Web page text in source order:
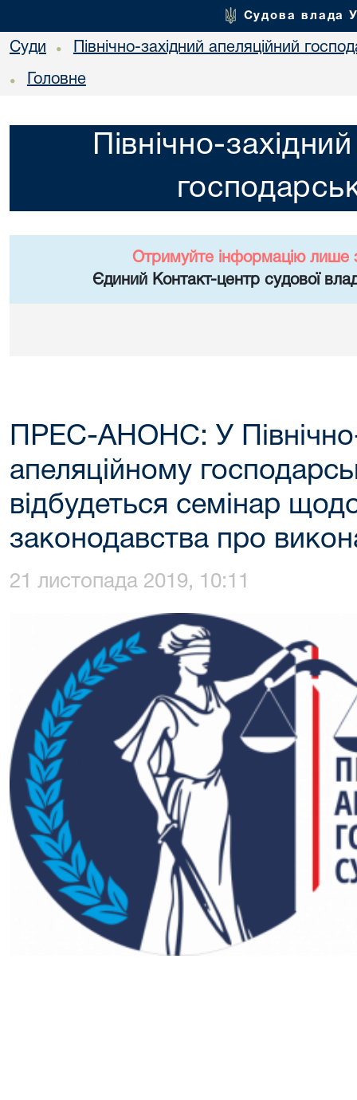
Судова влада
Суди • Північно-західний апеляційний
• Головне
Північно-
Отримуйте інформацію лише
Єдиний Контакт-центр судової
ПРЕС-АНОНС: У
апеляційному
відбудеться семінар
законодавства про
21 листопада 2019, 10:11